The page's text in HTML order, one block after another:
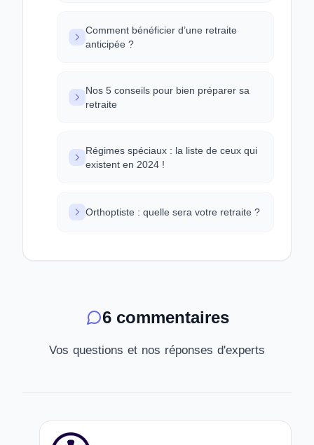
Comment bénéficier d’une retraite
anticipée ?
Nos 5 conseils pour bien préparer sa
retraite
Régimes spéciaux : la liste de ceux qui
existent en 2024 !
Orthoptiste : quelle sera votre retraite ?
6 commentaires
Vos questions et nos réponses d'experts